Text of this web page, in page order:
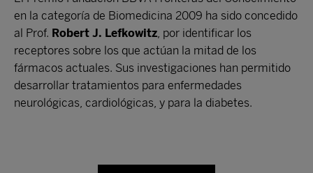
en la categoría de Biomedicina 2009 ha sido concedido
al Prof. Robert J. Lefkowitz , por identificar los
receptores sobre los que actúan la mitad de los
fármacos actuales. Sus investigaciones han permitido
desarrollar tratamientos para enfermedades
neurológicas, cardiológicas, y para la diabetes.